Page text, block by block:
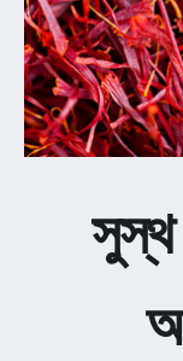
সুস্থ